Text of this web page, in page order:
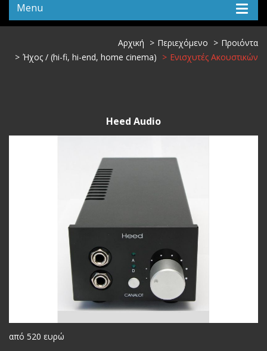
Menu
Αρχική Περιεχόμενο
Προιόντα
Ήχος / (hi-fi, hi-end, home cinema)
Ενισχυτές Ακουστικών
Heed Audio
από 520 ευρώ